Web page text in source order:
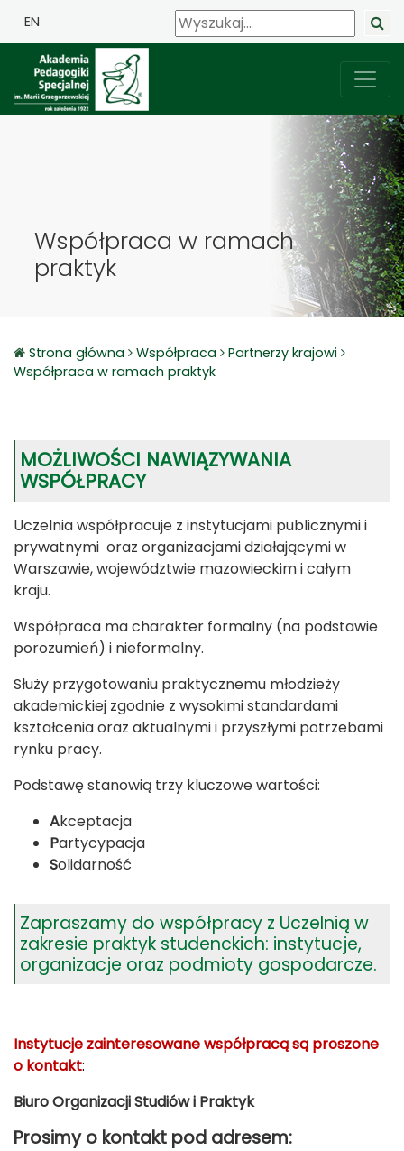
EN
Współpraca w ramach
praktyk
Strona główna Współpraca
Partnerzy krajowi
Współpraca w ramach praktyk
MOŻLIWOŚCI NAWIĄZYWANIA
WSPÓŁPRACY
Uczelnia współpracuje z instytucjami publicznymi i
prywatnymi oraz organizacjami działającymi w
Warszawie, województwie mazowieckim i całym
kraju.
Współpraca ma charakter formalny (na podstawie
porozumień) i nieformalny.
Służy przygotowaniu praktycznemu młodzieży
akademickiej zgodnie z wysokimi standardami
kształcenia oraz aktualnymi i przyszłymi potrzebami
rynku pracy.
Podstawę stanowią trzy kluczowe wartości:
Akceptacja
Partycypacja
Solidarność
Zapraszamy do współpracy z Uczelnią w
zakresie praktyk studenckich: instytucje,
organizacje oraz podmioty gospodarcze.
Instytucje zainteresowane współpracą są proszone
o kontakt:
Biuro Organizacji Studiów i Praktyk
Prosimy o kontakt pod adresem: